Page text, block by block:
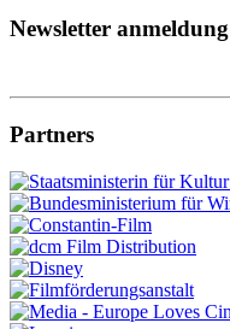
Newsletter anmeldung
Partners